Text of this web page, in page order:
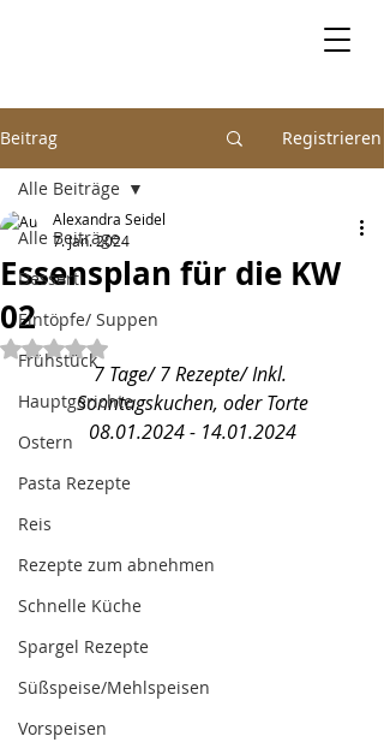
Beitrag Registrieren
Alle Beiträge
Dessert
Eintöpfe/ Suppen
Frühstück
Hauptgerichte
Ostern
Pasta Rezepte
Reis
Rezepte zum abnehmen
Schnelle Küche
Spargel Rezepte
Süßspeise/Mehlspeisen
Vorspeisen
Alle Beiträge
Essensplan für die KW
02
Alexandra Seidel
7. Jan. 2024
Mit NaN von 5 Sternen bewertet.
7 Tage/ 7 Rezepte/ Inkl.
Sonntagskuchen, oder Torte
08.01.2024 - 14.01.2024